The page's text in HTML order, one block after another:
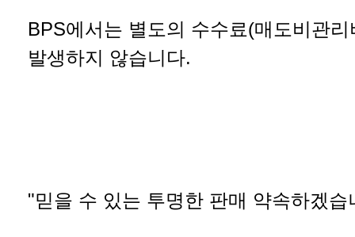
BPS에서는 별도의 수수료(매도비관
발생하지 않습니다.
"믿을 수 있는 투명한 판매 약속하겠